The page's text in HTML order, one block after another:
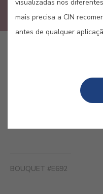
BOUQUET #E692
visualizadas nos
mais precisa a CIN
antes de qualquer